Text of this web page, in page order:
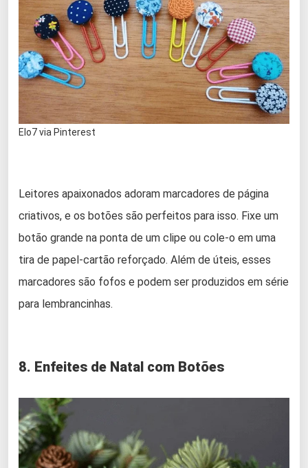
Elo7 via Pinterest
Leitores apaixonados adoram marcadores de página
criativos, e os botões são perfeitos para isso. Fixe um
botão grande na ponta de um clipe ou cole-o em uma
tira de papel-cartão reforçado. Além de úteis, esses
marcadores são fofos e podem ser produzidos em série
para lembrancinhas.
8. Enfeites de Natal com Botões